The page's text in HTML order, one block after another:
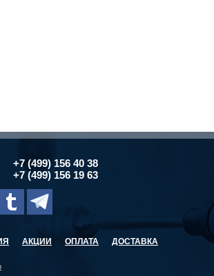
+7 (499) 156 40 38
+7 (499) 156 19 63
АКЦИИ ОПЛАТА ДОСТАВКА